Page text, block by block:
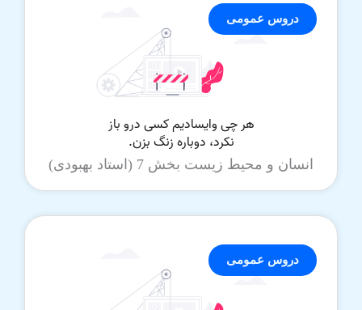
انسان و محیط زیست بخش 7 (استاد بهبودی)
دروس عمومی
دروس عمومی